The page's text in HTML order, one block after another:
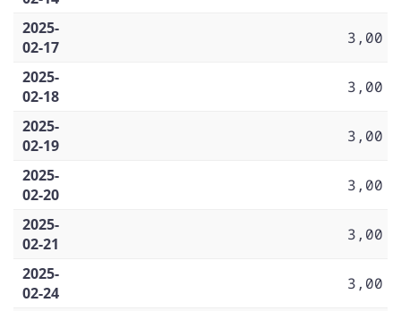
2025-
02-17
3,00
2025-
02-18
3,00
2025-
02-19
3,00
2025-
02-20
3,00
2025-
02-21
3,00
2025-
02-24
3,00